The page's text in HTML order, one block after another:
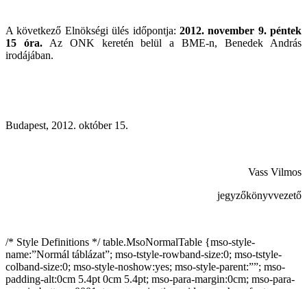
A következő Elnökségi ülés időpontja: 2012. november 9. péntek
15 óra.Az ONK keretén belül a BME-n, Benedek András
irodájában.
Budapest, 2012. október 15.
Vass Vilmos
jegyzőkönyvvezető
/* Style Definitions */ table.MsoNormalTable {mso-style-
name:”Normál táblázat”; mso-tstyle-rowband-size:0; mso-tstyle-
colband-size:0; mso-style-noshow:yes; mso-style-parent:””; mso-
padding-alt:0cm 5.4pt 0cm 5.4pt; mso-para-margin:0cm; mso-para-